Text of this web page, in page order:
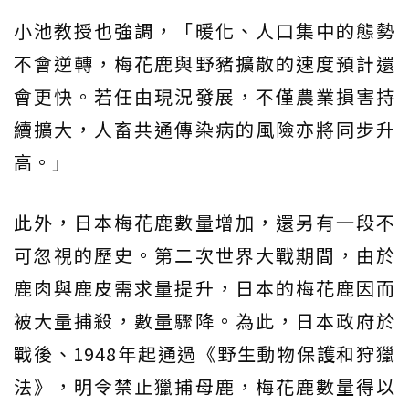
小池教授也強調，「暖化、人口集中的態勢
不會逆轉，梅花鹿與野豬擴散的速度預計還
會更快。若任由現況發展，不僅農業損害持
續擴大，人畜共通傳染病的風險亦將同步升
高。」
此外，日本梅花鹿數量增加，還另有一段不
可忽視的歷史。第二次世界大戰期間，由於
鹿肉與鹿皮需求量提升，日本的梅花鹿因而
被大量捕殺，數量驟降。為此，日本政府於
戰後、1948年起通過《野生動物保護和狩獵
法》，明令禁止獵捕母鹿，梅花鹿數量得以